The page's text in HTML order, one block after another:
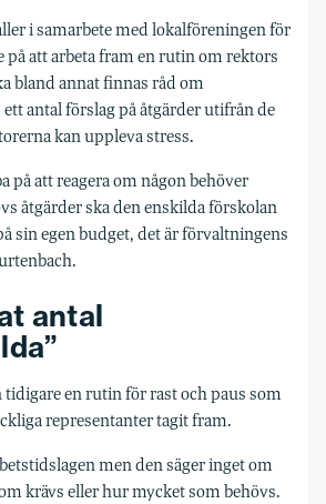
i samarbete med lokalföreningen för
på att arbeta fram en rutin om rektors
bland annat finnas råd om
antal förslag på åtgärder utifrån de
kan uppleva stress.
på att reagera om någon behöver
åtgärder ska den enskilda förskolan
sin egen budget, det är förvaltningens
antal
tidigare en rutin för rast och paus som
representanter tagit fram.
men den säger inget om
krävs eller hur mycket som behövs.